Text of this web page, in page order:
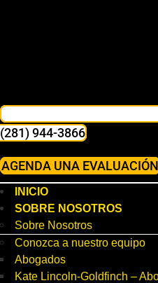
(281) 944-3866
AGENDA UNA EVALUACIÓN
INICIO
SOBRE NOSOTROS
Sobre Nosotros
Conozca a nuestro equipo
Abogados
Kate Lincoln-Goldfinch –